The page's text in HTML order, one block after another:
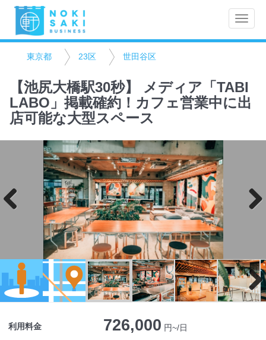
Toggle
東京都 23区 世田谷区
【池尻大橋駅30秒】 メディア「TABI
LABO」掲載確約！カフェ営業中に出
店可能な大型スペース
Next
利用料金 726,000 円~/日